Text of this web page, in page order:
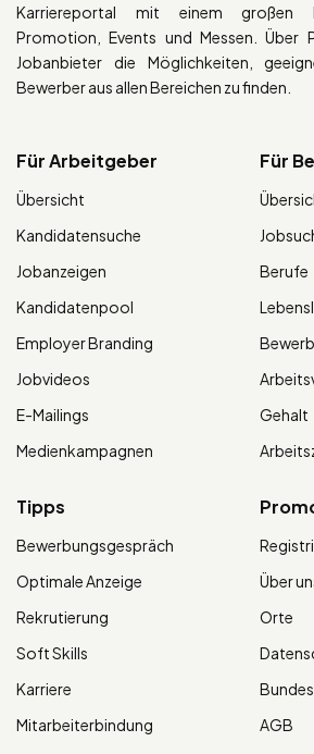
Karriereportal mit einem großen
Promotion, Events und Messen. Über
Jobanbieter die Möglichkeiten,
Bewerber aus allen Bereichen zu finden.
Für Arbeitgeber
Übersicht
Kandidatensuche
Jobanzeigen
Kandidatenpool
Employer Branding
Jobvideos
E-Mailings
Medienkampagnen
Für
Berufe
Gehalt
Tipps
Bewerbungsgespräch
Optimale Anzeige
Rekrutierung
Soft Skills
Karriere
Mitarbeiterbindung
Über
Orte
AGB